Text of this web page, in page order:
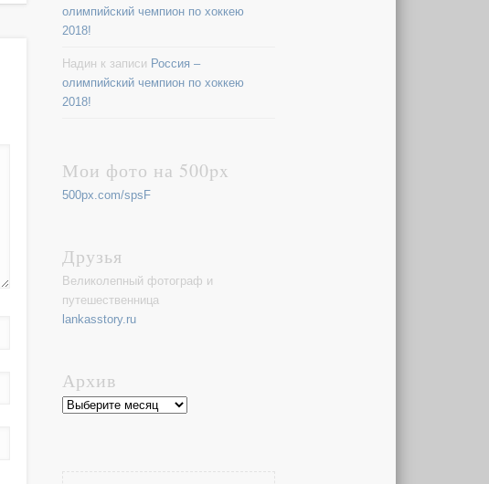
олимпийский чемпион по хоккею
2018!
Надин к записи Россия –
олимпийский чемпион по хоккею
2018!
Мои фото на 500px
500px.com/spsF
Друзья
Великолепный фотограф и
путешественница
lankasstory.ru
Архив
Архив